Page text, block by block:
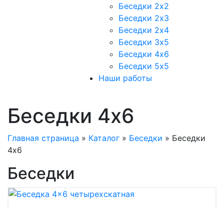
Беседки 2х2
Беседки 2х3
Беседки 2х4
Беседки 3х5
Беседки 4х6
Беседки 5х5
Наши работы
Беседки 4х6
Главная страница » Каталог » Беседки » Беседки
4х6
Беседки